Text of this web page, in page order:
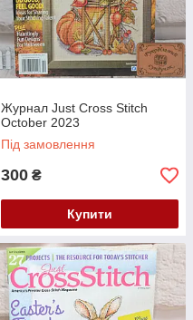
Журнал Just Cross Stitch
October 2023
Під замовлення
300 ₴
Купити